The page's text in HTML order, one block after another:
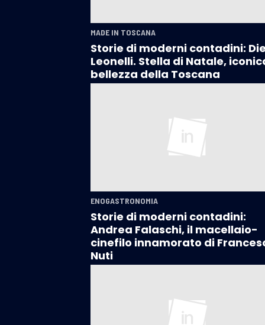
MADE IN TOSCANA
Storie di moderni contadini:
Leonelli. Stella di Natale,
bellezza della Toscana
ENOGASTRONOMIA
Storie di moderni contadini:
Andrea Falaschi, il macellaio-
cinefilo innamorato di
Nuti